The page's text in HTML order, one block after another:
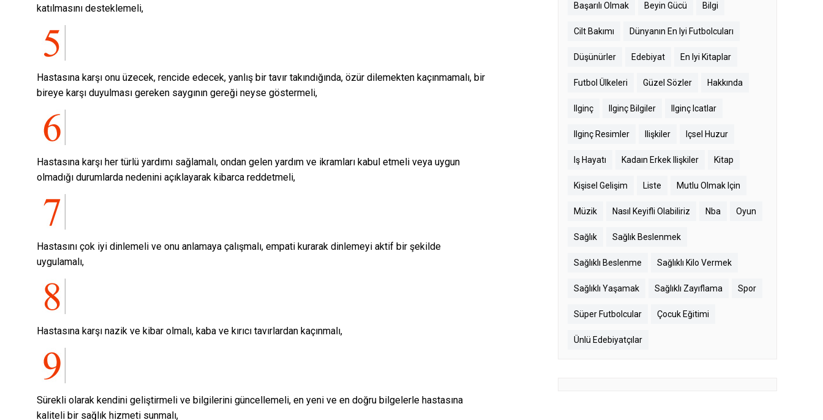
katılmasını desteklemeli,
Hastasına karşı onu üzecek, rencide edecek, yanlış bir tavır takındığında, özür dilemekten kaçınmamalı, bir
bireye karşı duyulması gereken saygının gereği neyse göstermeli,
Hastasına karşı her türlü yardımı sağlamalı, ondan gelen yardım ve ikramları kabul etmeli veya uygun
olmadığı durumlarda nedenini açıklayarak kibarca reddetmeli,
Hastasını çok iyi dinlemeli ve onu anlamaya çalışmalı, empati kurarak dinlemeyi aktif bir şekilde
uygulamalı,
Hastasına karşı nazik ve kibar olmalı, kaba ve kırıcı tavırlardan kaçınmalı,
Sürekli olarak kendini geliştirmeli ve bilgilerini güncellemeli, en yeni ve en doğru bilgelerle hastasına
kaliteli bir sağlık hizmeti sunmalı,
Başarılı Olmak Beyin Gücü Bilgi
Cilt Bakımı Dünyanın En Iyi Futbolcuları
Düşünürler Edebiyat En Iyi Kitaplar
Futbol Ülkeleri Güzel Sözler Hakkında
Ilginç Ilginç Bilgiler Ilginç Icatlar
Ilginç Resimler Ilişkiler Içsel Huzur
Iş Hayatı Kadaın Erkek Ilişkiler Kitap
Kişisel Gelişim Liste Mutlu Olmak Için
Müzik Nasıl Keyifli Olabiliriz Nba Oyun
Sağlık Sağlık Beslenmek
Sağlıklı Beslenme Sağlıklı Kilo Vermek
Sağlıklı Yaşamak Sağlıklı Zayıflama Spor
Süper Futbolcular Çocuk Eğitimi
Ünlü Edebiyatçılar